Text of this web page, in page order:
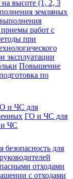
высоте (1, 2, 3
земляных
работ с
при
эксплуатации
Повышение
по
и ЧС для
ГО и ЧС для
и ЧС
безопасность для
отходами
с отходами